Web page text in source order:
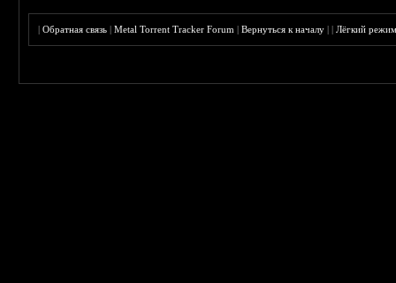
|Обратная связь |Metal Torrent Tracker Forum |Вернуться к началу ||Лёгкий